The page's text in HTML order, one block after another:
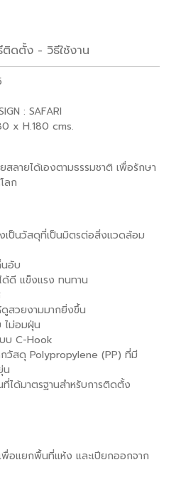
ติดตั้ง - วิธีใช้งาน
: SAFARI
x H.180 cms.
ลายได้เองตามธรรมชาติ เพื่อรักษา
ลก
เป็นวัสดุที่เป็นมิตรต่อสิ่งแวดล้อม
นอับ
ดี แข็งแรง ทนทาน
สวยงามมากยิ่งขึ้น
ไม่อมฝุ่น
บ C-Hook
วัสดุ Polypropylene (PP) ที่มี
น
ที่ได้มาตรฐานสำหรับการติดตั้ง
พื่อแยกพื้นที่แห้ง และเปียกออกจาก